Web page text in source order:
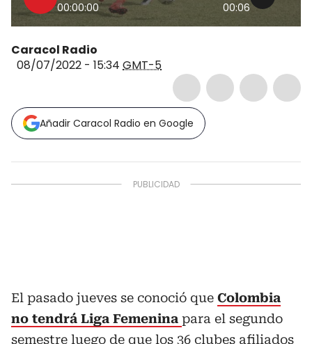
00:00:00 00:06
Caracol Radio
08/07/2022 - 15:34 GMT-5
Añadir Caracol Radio en Google
El pasado jueves se conoció que Colombia
no tendrá Liga Femenina para el segundo
semestre luego de que los 36 clubes afiliados